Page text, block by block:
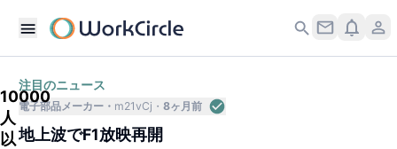
10000
人
以
注目のニュース
電子部品メーカー m21vCj 8ヶ月前
地上波でF1放映再開